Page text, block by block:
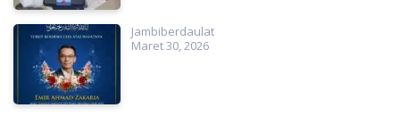
Jambiberdaulat
Maret 30, 2026